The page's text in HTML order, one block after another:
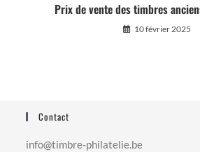
Prix de vente des timbres
10 février 2025
Contact
info@timbre-philatelie.be